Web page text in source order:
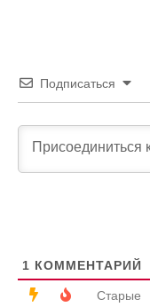
Подписаться
1 КОММЕНТАРИЙ
Старые